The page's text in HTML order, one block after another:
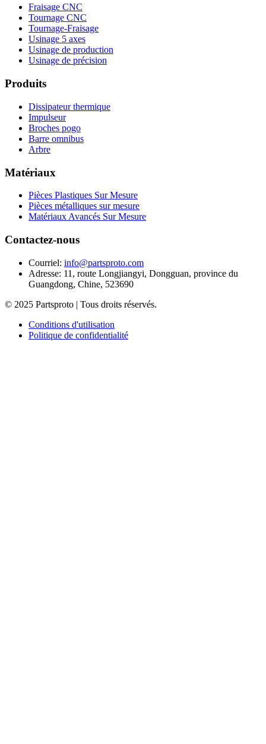
Fraisage CNC
Tournage CNC
Tournage-Fraisage
Usinage 5 axes
Usinage de production
Usinage de précision
Produits
Dissipateur thermique
Impulseur
Broches pogo
Barre omnibus
Arbre
Matériaux
Pièces Plastiques Sur Mesure
Pièces métalliques sur mesure
Matériaux Avancés Sur Mesure
Contactez-nous
Courriel: info@partsproto.com
Adresse: 11, route Longjiangyi, Dongguan, province du
Guangdong, Chine, 523690
© 2025 Partsproto | Tous droits réservés.
Conditions d'utilisation
Politique de confidentialité